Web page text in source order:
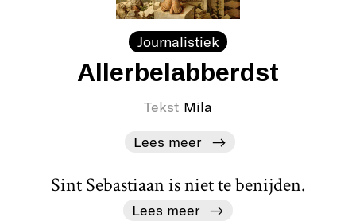
Journalistiek
Allerbelabberdst
Tekst Mila
Lees meer
Sint Sebastiaan is niet te benijden.
Lees meer